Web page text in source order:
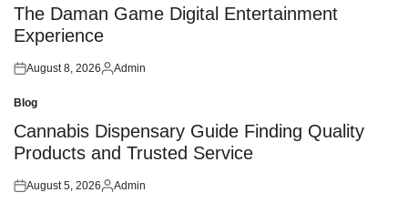
in
The Daman Game Digital Entertainment
Experience
Posted
August 8, 2026
Posted
Admin
Posted
in
Blog
Cannabis Dispensary Guide Finding Quality
Products and Trusted Service
Posted
August 5, 2026
Posted
Admin